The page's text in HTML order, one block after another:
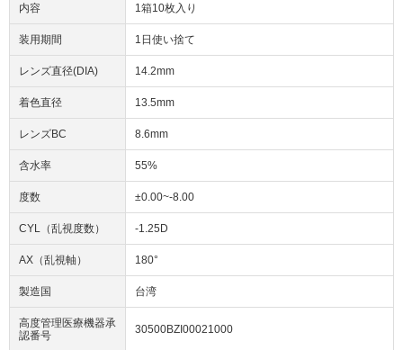
内容 1箱10枚入り
装用期間 1日使い捨て
レンズ直径(DIA) 14.2mm
着色直径 13.5mm
レンズBC 8.6mm
含水率 55%
度数 ±0.00~-8.00
CYL（乱視度数） -1.25D
AX（乱視軸） 180°
製造国 台湾
高度管理医療機器承
認番号
30500BZI00021000